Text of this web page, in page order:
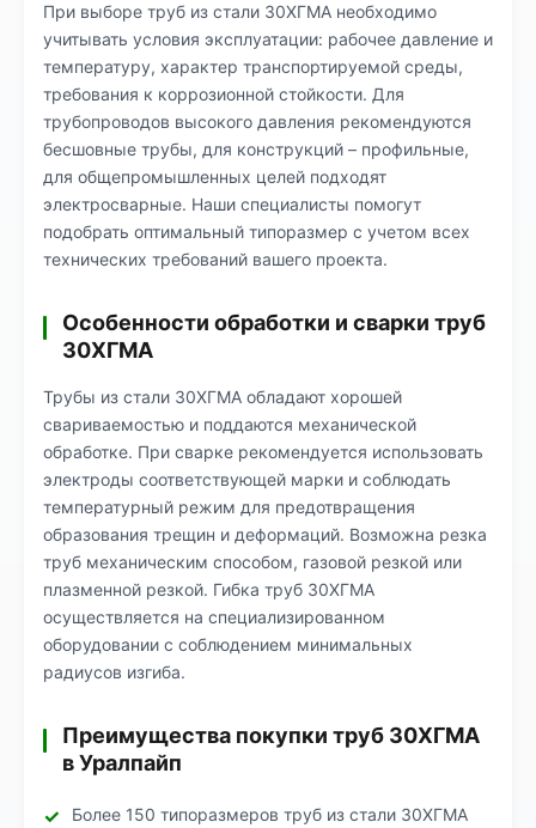
При выборе труб из стали 30ХГМА необходимо
учитывать условия эксплуатации: рабочее давление и
температуру, характер транспортируемой среды,
требования к коррозионной стойкости. Для
трубопроводов высокого давления рекомендуются
бесшовные трубы, для конструкций – профильные,
для общепромышленных целей подходят
электросварные. Наши специалисты помогут
подобрать оптимальный типоразмер с учетом всех
технических требований вашего проекта.
Особенности обработки и сварки труб
30ХГМА
Трубы из стали 30ХГМА обладают хорошей
свариваемостью и поддаются механической
обработке. При сварке рекомендуется использовать
электроды соответствующей марки и соблюдать
температурный режим для предотвращения
образования трещин и деформаций. Возможна резка
труб механическим способом, газовой резкой или
плазменной резкой. Гибка труб 30ХГМА
осуществляется на специализированном
оборудовании с соблюдением минимальных
радиусов изгиба.
Преимущества покупки труб 30ХГМА
в Уралпайп
Более 150 типоразмеров труб из стали 30ХГМА